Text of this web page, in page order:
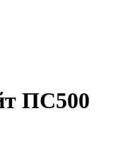
ПС500